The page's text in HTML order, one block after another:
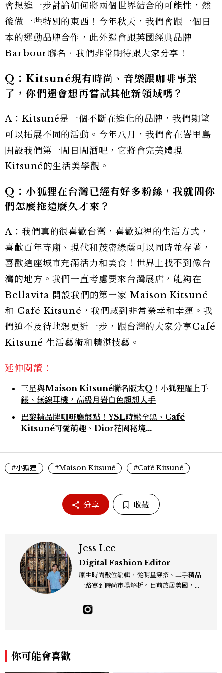
會想進一步討論如何將兩個世界結合的可能性，然
後做一些特別的東西！今年秋天，我們會跟一個日
本的運動品牌合作，此外還會跟英國經典品牌
Barbour聯名，我們非常期待跟大家分享！
Q：Kitsuné現有時尚、音樂跟咖啡事業
了，你們還會想再嘗試其他新領域嗎？
A：Kitsuné是一個不斷在進化的品牌，我們期望
可以拓展不同的活動。今年八月，我們會在峇里島
開設我們第一間日間酒吧，它將會完美體現
Kitsuné的生活美學觀。
Q：小狐狸在台灣已經有好多粉絲，我就問你
們怎麼拖這麼久才來？
A：我們真的很喜歡台灣，喜歡這裡的生活方式，
喜歡百年寺廟、現代和茂密綠蔭可以同時並存著，
喜歡這座城市充滿活力和美食！世界上找不到像台
灣的地方。我們一直考慮要來台灣展店，能夠在
Bellavita 開設我們的第一家 Maison Kitsuné
和 Café Kitsuné，我們感到非常榮幸和幸運。我
們迫不及待地想更近一步，跟台灣的大家分享Café
Kitsuné 生活藝術和精湛技藝。
延伸閱讀：
三星與Maison Kitsuné聯名版太Q！小狐狸躍上手
錶、無線耳機，高級月岩白色超想入手
巴黎精品牌咖啡廳盤點！YSL時髦全黑、Café
Kitsuné可愛萌趣、Dior花園秘境…
#小狐狸 #Maison Kitsuné #Café Kitsuné
分享 收藏
Jess Lee
Digital Fashion Editor
原生時尚數位編輯，從明星穿搭、二手精品
一路寫到時尚市場解析。目前旅居美國，同
sslee9471@gmail.com
你可能會喜歡